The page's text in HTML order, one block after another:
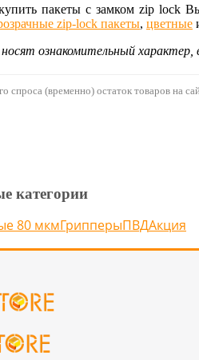
купить пакеты с замком zip lock
zip-lock пакеты, цветные
ознакомительный
спроса (временно) остаток товаров на
категории
80 мкмГрипперыПВДАкция